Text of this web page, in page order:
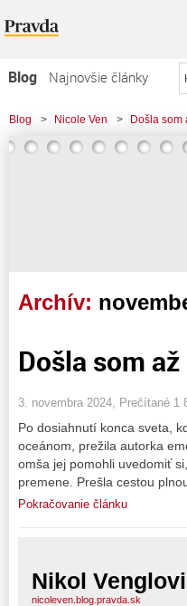
Blog
Najnovšie články
Najčítanejšie články
Najkomentovanejšie články
Blog > Nicole Ven > Došla som
Archív:
Došla som
3. novembra 2024, Prečítané 1
Po dosiahnutí konca sveta,
oceánom, prežila autorka
omša jej pomohli uvedomiť
premene. Prešla cestou
Pokračovanie článku
Nikol
nicoleven.blog.pravda.sk